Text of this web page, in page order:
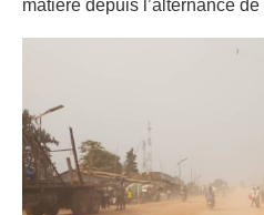
matière depuis l’alternance de